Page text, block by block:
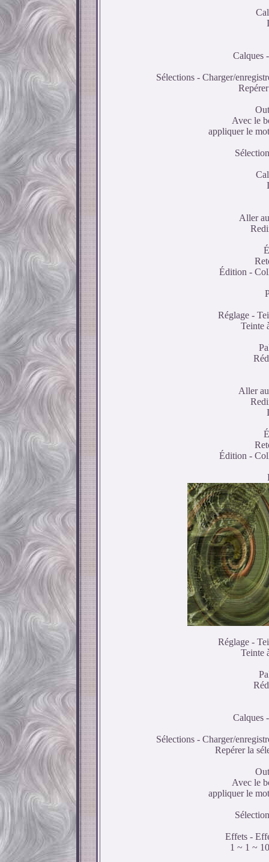
Calques
Sélections - Charger/
Avec le
appliquer le
Aller
Édition -
Réglage -
Teinte
Aller
Édition -
Réglage -
Teinte
Calques
Sélections - Charger/
Repérer la
Avec le
appliquer le
Effets -
1 ~ 1 ~